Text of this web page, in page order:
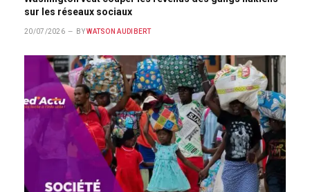
sur les réseaux sociaux
20/07/2026 BY WATSON AUDIBERT